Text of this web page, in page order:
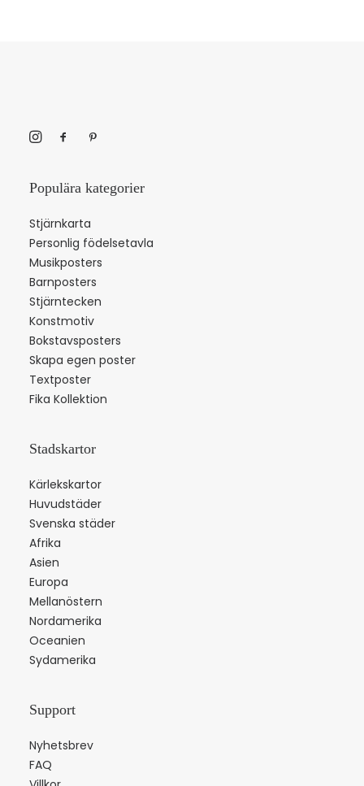
Populära kategorier
Stjärnkarta
Personlig födelsetavla
Musikposters
Barnposters
Stjärntecken
Konstmotiv
Bokstavsposters
Skapa egen poster
Textposter
Fika Kollektion
Stadskartor
Kärlekskartor
Huvudstäder
Svenska städer
Afrika
Asien
Europa
Mellanöstern
Nordamerika
Oceanien
Sydamerika
Support
Nyhetsbrev
FAQ